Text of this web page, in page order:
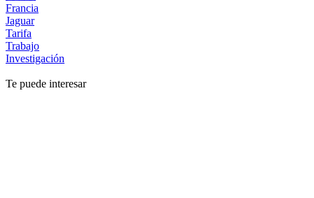
Francia
Jaguar
Tarifa
Trabajo
Investigación
Te puede interesar